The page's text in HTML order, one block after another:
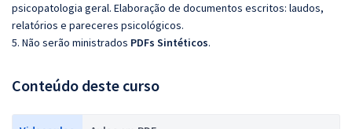
psicopatologia geral. Elaboração de documentos escritos: laudos,
relatórios e pareceres psicológicos.
5. Não serão ministrados PDFs Sintéticos.
Conteúdo deste curso